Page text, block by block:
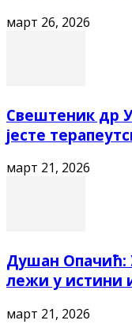
март 26, 2026
Свештеник др
јесте
март 21, 2026
Душан Опачић:
лежи у истини
март 21, 2026